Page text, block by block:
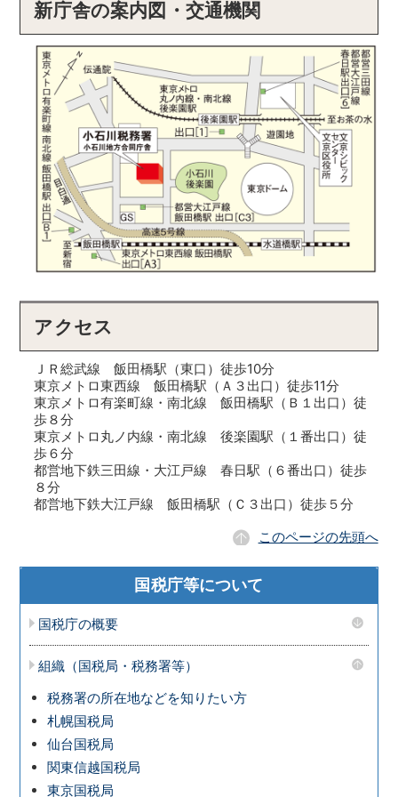
新庁舎の案内図・交通機関
アクセス
ＪＲ総武線 飯田橋駅（東口）徒歩10分
東京メトロ東西線 飯田橋駅（Ａ３出口）徒歩11分
東京メトロ有楽町線・南北線 飯田橋駅（Ｂ１出口）徒
歩８分
東京メトロ丸ノ内線・南北線 後楽園駅（１番出口）徒
歩６分
都営地下鉄三田線・大江戸線 春日駅（６番出口）徒歩
８分
都営地下鉄大江戸線 飯田橋駅（Ｃ３出口）徒歩５分
このページの先頭へ
国税庁等について
国税庁の概要
組織（国税局・税務署等）
税務署の所在地などを知りたい方
札幌国税局
仙台国税局
関東信越国税局
東京国税局